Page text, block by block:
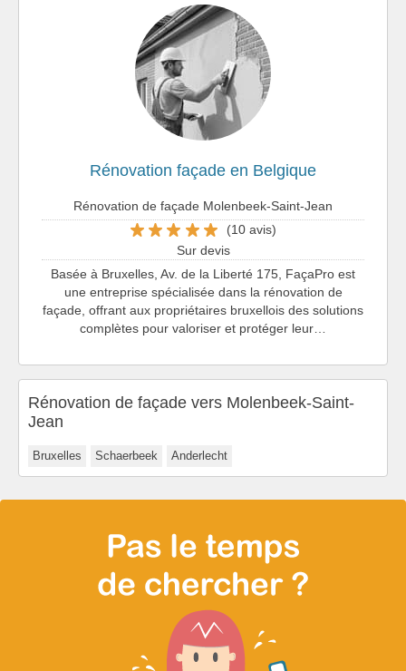
Rénovation façade en Belgique
Rénovation de façade Molenbeek-Saint-Jean
(10 avis)
Sur devis
Basée à Bruxelles, Av. de la Liberté 175, FaçaPro est
une entreprise spécialisée dans la rénovation de
façade, offrant aux propriétaires bruxellois des solutions
complètes pour valoriser et protéger leur…
Rénovation de façade vers Molenbeek-Saint-
Jean
Bruxelles Schaerbeek Anderlecht